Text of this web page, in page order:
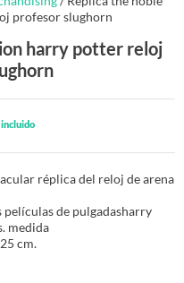
profesor slughorn
harry potter reloj
réplica del reloj de arena
películas de pulgadasharry
medida
cm.